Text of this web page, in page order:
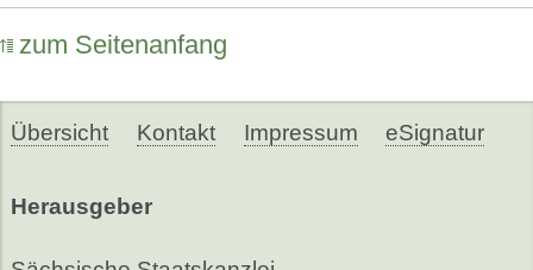
zum Seitenanfang
Übersicht Kontakt Impressum eSignatur
Herausgeber